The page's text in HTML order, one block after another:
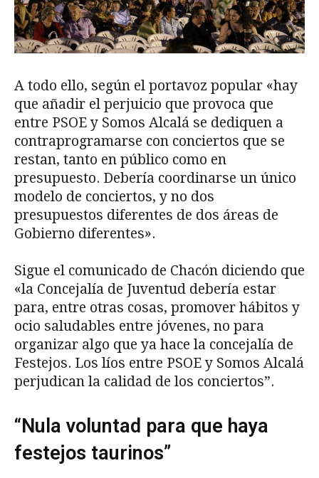
A todo ello, según el portavoz popular «hay
que añadir el perjuicio que provoca que
entre PSOE y Somos Alcalá se dediquen a
contraprogramarse con conciertos que se
restan, tanto en público como en
presupuesto. Debería coordinarse un único
modelo de conciertos, y no dos
presupuestos diferentes de dos áreas de
Gobierno diferentes».
Sigue el comunicado de Chacón diciendo que
«la Concejalía de Juventud debería estar
para, entre otras cosas, promover hábitos y
ocio saludables entre jóvenes, no para
organizar algo que ya hace la concejalía de
Festejos. Los líos entre PSOE y Somos Alcalá
perjudican la calidad de los conciertos”.
“Nula voluntad para que haya
festejos taurinos”